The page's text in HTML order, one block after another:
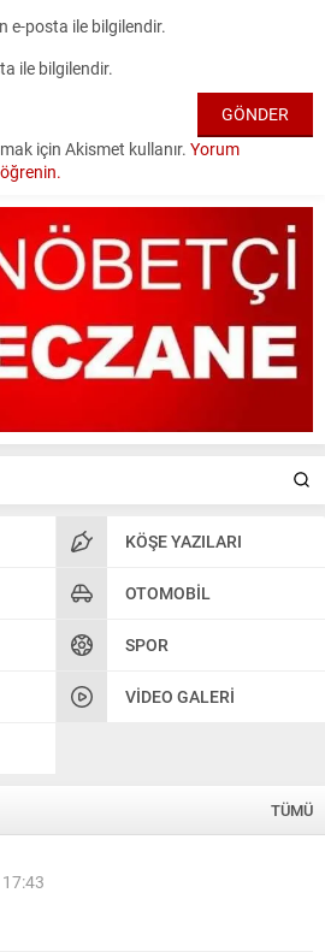
KÖŞE YAZILARI
OTOMOBIL
SPOR
VIDEO GALERI
TÜMÜ
e-posta ile bilgilendir.
ile bilgilendir.
için Akismet kullanır. Yorum